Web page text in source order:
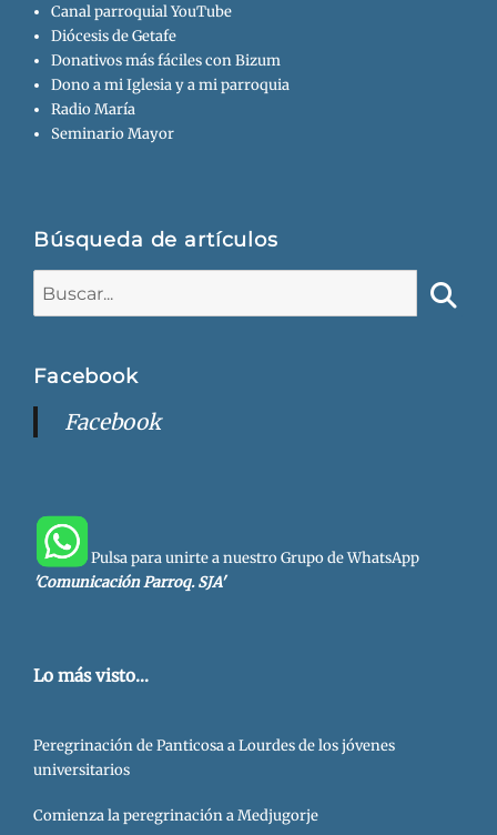
Canal parroquial YouTube
Diócesis de Getafe
Donativos más fáciles con Bizum
Dono a mi Iglesia y a mi parroquia
Radio María
Seminario Mayor
Búsqueda de artículos
Facebook
Facebook
Pulsa para unirte a nuestro Grupo de WhatsApp
'Comunicación Parroq. SJA'
Lo más visto...
Peregrinación de Panticosa a Lourdes de los jóvenes
universitarios
Comienza la peregrinación a Medjugorje